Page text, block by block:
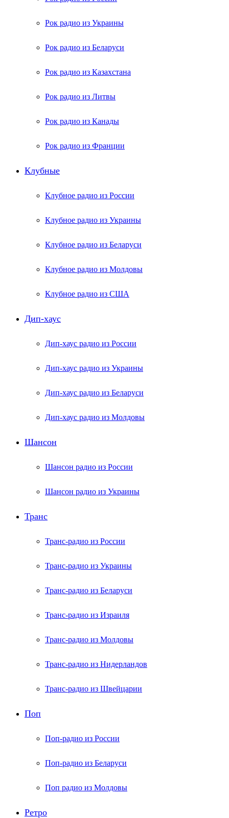
Рок радио из Украины
Рок радио из Беларуси
Рок радио из Казахстана
Рок радио из Литвы
Рок радио из Канады
Рок радио из Франции
Клубные
Клубное радио из России
Клубное радио из Украины
Клубное радио из Беларуси
Клубное радио из Молдовы
Клубное радио из США
Дип-хаус
Дип-хаус радио из России
Дип-хаус радио из Украины
Дип-хаус радио из Беларуси
Дип-хаус радио из Молдовы
Шансон
Шансон радио из России
Шансон радио из Украины
Транс
Транс-радио из России
Транс-радио из Украины
Транс-радио из Беларуси
Транс-радио из Израиля
Транс-радио из Молдовы
Транс-радио из Нидерландов
Транс-радио из Швейцарии
Поп
Поп-радио из России
Поп-радио из Беларуси
Поп радио из Молдовы
Ретро